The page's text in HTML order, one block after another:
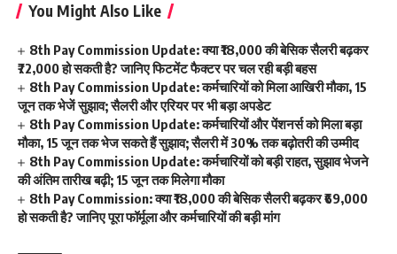
You Might Also Like
8th Pay Commission Update: क्या ₹18,000 की बेसिक सैलरी बढ़कर
₹72,000 हो सकती है? जानिए फिटमेंट फैक्टर पर चल रही बड़ी बहस
8th Pay Commission Update: कर्मचारियों को मिला आखिरी मौका, 15
जून तक भेजें सुझाव; सैलरी और एरियर पर भी बड़ा अपडेट
8th Pay Commission Update: कर्मचारियों और पेंशनर्स को मिला बड़ा
मौका, 15 जून तक भेज सकते हैं सुझाव; सैलरी में 30% तक बढ़ोतरी की उम्मीद
8th Pay Commission Update: कर्मचारियों को बड़ी राहत, सुझाव भेजने
की अंतिम तारीख बढ़ी; 15 जून तक मिलेगा मौका
8th Pay Commission: क्या ₹18,000 की बेसिक सैलरी बढ़कर ₹69,000
हो सकती है? जानिए पूरा फॉर्मूला और कर्मचारियों की बड़ी मांग